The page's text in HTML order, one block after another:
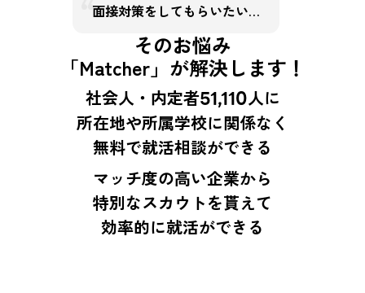
面接対策をしてもらいたい…
そのお悩み
「Matcher」が解決します！
社会人・内定者51,110人に
所在地や所属学校に関係なく
無料で就活相談ができる
マッチ度の高い企業から
特別なスカウトを貰えて
効率的に就活ができる